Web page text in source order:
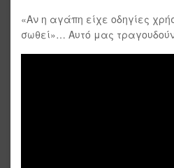
«Αν η αγάπη είχε οδηγίες
σωθεί»… Αυτό μας